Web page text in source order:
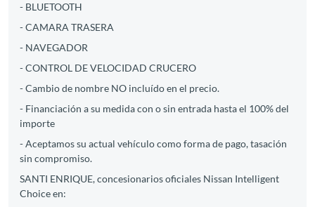
- BLUETOOTH
- CAMARA TRASERA
- NAVEGADOR
- CONTROL DE VELOCIDAD CRUCERO
- Cambio de nombre NO incluído en el precio.
- Financiación a su medida con o sin entrada hasta el 100% del
importe
- Aceptamos su actual vehículo como forma de pago, tasación
sin compromiso.
SANTI ENRIQUE, concesionarios oficiales Nissan Intelligent
Choice en: